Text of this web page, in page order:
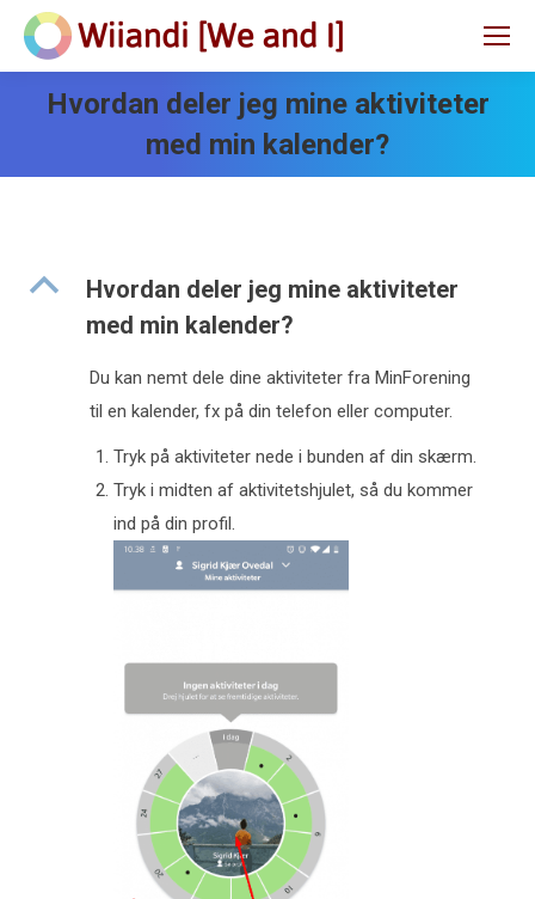
Hvordan deler jeg mine aktiviteter
med min kalender?
B
Hvordan deler jeg mine aktiviteter
med min kalender?
Du kan nemt dele dine aktiviteter fra MinForening
til en kalender, fx på din telefon eller computer.
Tryk på aktiviteter nede i bunden af din skærm.
Tryk i midten af aktivitetshjulet, så du kommer
ind på din profil.